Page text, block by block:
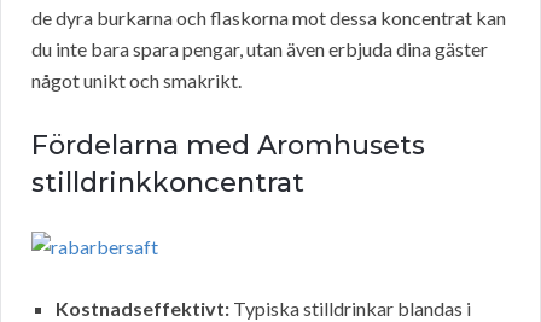
de dyra burkarna och flaskorna mot dessa koncentrat kan
du inte bara spara pengar, utan även erbjuda dina gäster
något unikt och smakrikt.
Fördelarna med Aromhusets
stilldrinkkoncentrat
Kostnadseffektivt: Typiska stilldrinkar blandas i